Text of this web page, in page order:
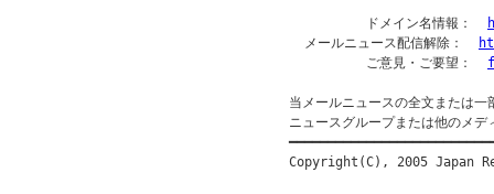
          ドメイン名情報：
  メールニュース配信解除：
          ご意見・ご要望：
当メールニュースの全文または
ニュースグループまたは他のメ